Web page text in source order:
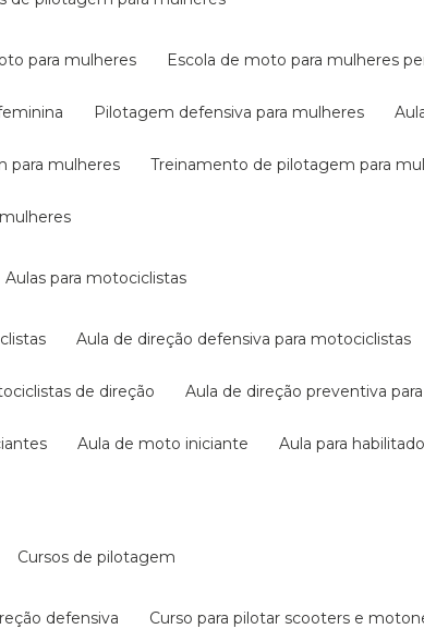
para mulheres escola de moto para mulheres
pilotagem defensiva para mulheres
para mulheres treinamento de pilotagem para
aulas para motociclistas
aula de direção defensiva para motociclistas
de direção aula de direção preventiva
aula de moto iniciante aula para
cursos de pilotagem
defensiva curso para pilotar scooters e